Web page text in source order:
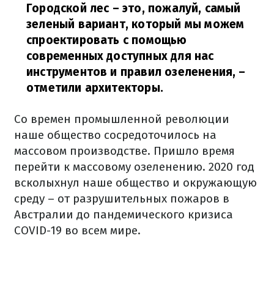
Городской лес – это, пожалуй, самый
зеленый вариант, который мы можем
спроектировать с помощью
современных доступных для нас
инструментов и правил озеленения, –
отметили архитекторы.
Со времен промышленной революции
наше общество сосредоточилось на
массовом производстве. Пришло время
перейти к массовому озеленению. 2020 год
всколыхнул наше общество и окружающую
среду – от разрушительных пожаров в
Австралии до пандемического кризиса
COVID-19 во всем мире.